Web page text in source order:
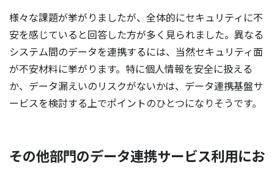
様々な課題が挙がりましたが、全体的にセキュリティに不
安を感じていると回答した方が多く見られました。異なる
システム間のデータを連携するには、当然セキュリティ面
が不安材料に挙がります。特に個人情報を安全に扱える
か、データ漏えいのリスクがないかは、データ連携基盤サ
ービスを検討する上でポイントのひとつになりそうです。
その他部門のデータ連携サービス利用にお